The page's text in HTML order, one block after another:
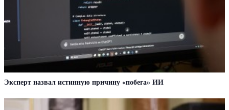
Эксперт назвал истинную причину «побега» ИИ